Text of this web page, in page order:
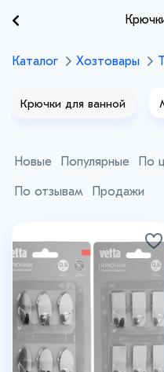
Каталог Хозтовары
Крючки для ванной
Новые Популярные По
По отзывам Продажи